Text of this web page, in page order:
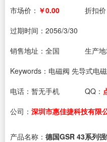
市场价： ￥0.00 折扣价
过期时间： 2056/3/30
销售地址：全国
生产
Keywords：电磁阀 先导式电
电话： 暂无手机 QQ：
公司： 深圳市惠佳捷科技有限
产品名称： 德国GSR 43系列